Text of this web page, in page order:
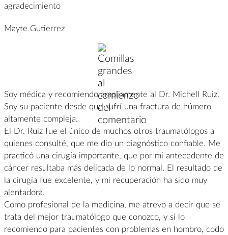
agradecimiento
Mayte Gutierrez
Soy médica y recomiendo ampliamente al Dr. Michell Ruiz.
Soy su paciente desde que sufrí una fractura de húmero
altamente compleja.
El Dr. Ruiz fue el único de muchos otros traumatólogos a
quienes consulté, que me dio un diagnóstico confiable. Me
practicó una cirugía importante, que por mi antecedente de
cáncer resultaba más delicada de lo normal. El resultado de
la cirugía fue excelente, y mi recuperación ha sido muy
alentadora.
Como profesional de la medicina, me atrevo a decir que se
trata del mejor traumatólogo que conozco, y sí lo
recomiendo para pacientes con problemas en hombro, codo